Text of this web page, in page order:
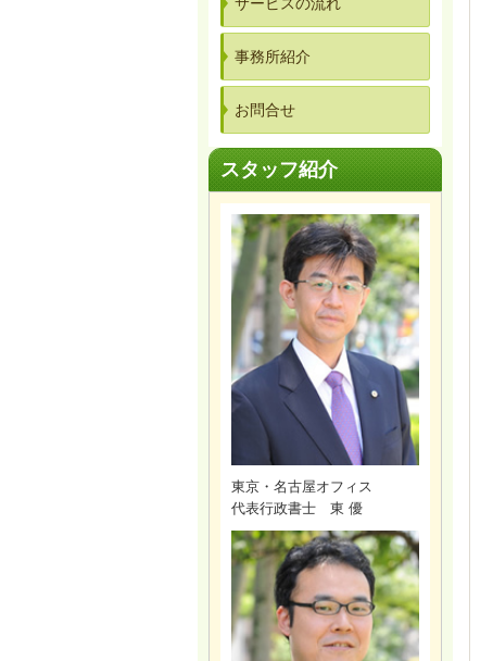
サービスの流れ
事務所紹介
お問合せ
スタッフ紹介
東京・名古屋オフィス
代表行政書士 東 優